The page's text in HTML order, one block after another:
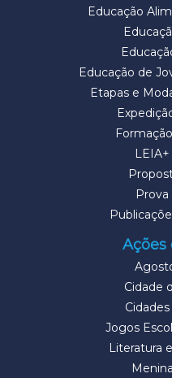
Educação
Educação de
Etapas e
Ações
Cidade
Jogos
Literatura